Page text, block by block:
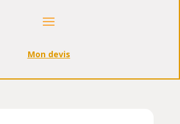
Mon devis